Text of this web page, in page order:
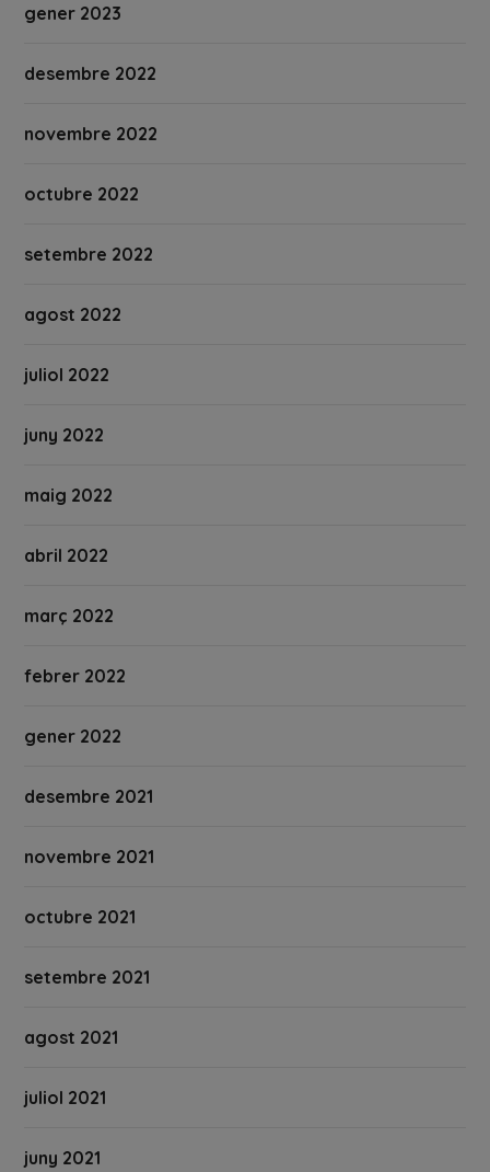
gener 2023
desembre 2022
novembre 2022
octubre 2022
setembre 2022
agost 2022
juliol 2022
juny 2022
maig 2022
abril 2022
març 2022
febrer 2022
gener 2022
desembre 2021
novembre 2021
octubre 2021
setembre 2021
agost 2021
juliol 2021
juny 2021